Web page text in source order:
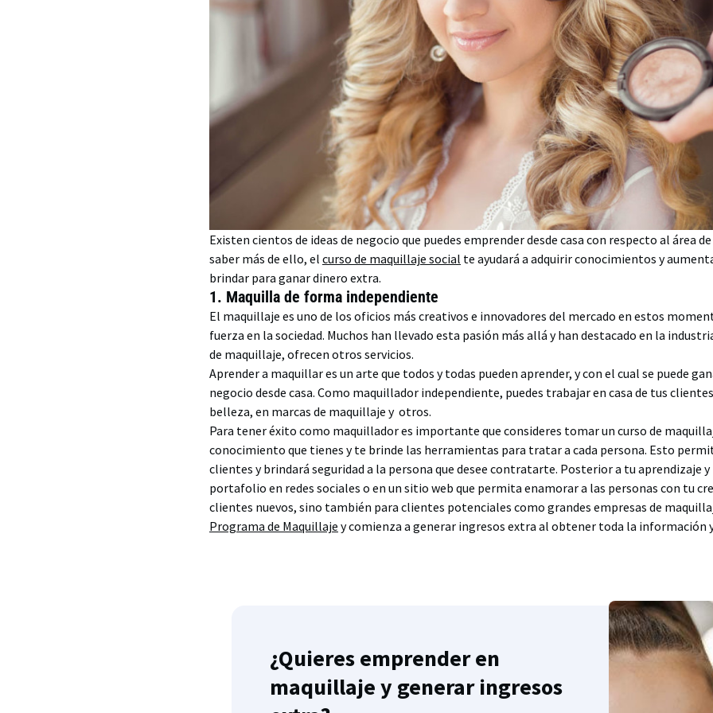
Existen cientos de ideas de negocio que puedes emprender desde casa con respecto al área
saber más de ello, el curso de maquillaje social te ayudará a adquirir conocimientos y
brindar para ganar dinero extra.
1. Maquilla de forma independiente
El maquillaje es uno de los oficios más creativos e innovadores del mercado en estos
fuerza en la sociedad. Muchos han llevado esta pasión más allá y han destacado en la
de maquillaje, ofrecen otros servicios.
Aprender a maquillar es un arte que todos y todas pueden aprender, y con el cual se puede
negocio desde casa. Como maquillador independiente, puedes trabajar en casa de tus
belleza, en marcas de maquillaje y otros.
Para tener éxito como maquillador es importante que consideres tomar un curso de
conocimiento que tienes y te brinde las herramientas para tratar a cada persona. Esto
clientes y brindará seguridad a la persona que desee contratarte. Posterior a tu aprendizaje
portafolio en redes sociales o en un sitio web que permita enamorar a las personas con tu
clientes nuevos, sino también para clientes potenciales como grandes empresas de
Programa de Maquillaje y comienza a generar ingresos extra al obtener toda la información
¿Quieres emprender en
maquillaje y generar ingresos